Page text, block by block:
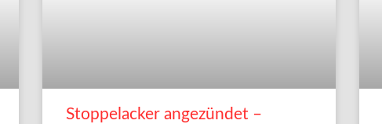
Stoppelacker angezündet –